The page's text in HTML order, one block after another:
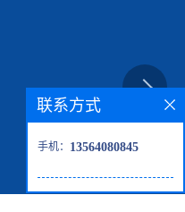
联系方式
手机： 13564080845